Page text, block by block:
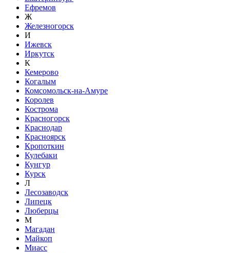
Ефремов
Ж
Железногорск
И
Ижевск
Иркутск
К
Кемерово
Когалым
Комсомольск-на-Амуре
Королев
Кострома
Красногорск
Краснодар
Красноярск
Кропоткин
Кулебаки
Кунгур
Курск
Л
Лесозаводск
Липецк
Люберцы
М
Магадан
Майкоп
Миасс